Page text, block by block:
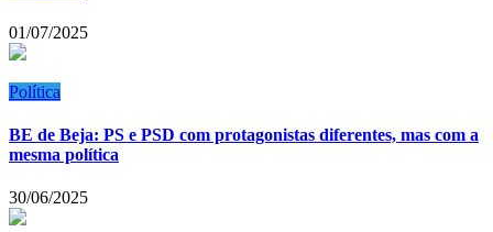
01/07/2025
Política
BE de Beja: PS e PSD com protagonistas diferentes, mas com a
mesma política
30/06/2025